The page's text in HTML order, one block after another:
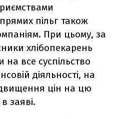
пільг також
При цьому, за
хлібопекарень
все суспільство
діяльності, на
цін на цю
заяві.